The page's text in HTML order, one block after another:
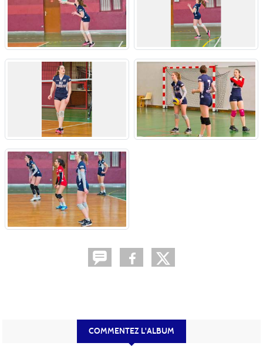
COMMENTEZ L'ALBUM